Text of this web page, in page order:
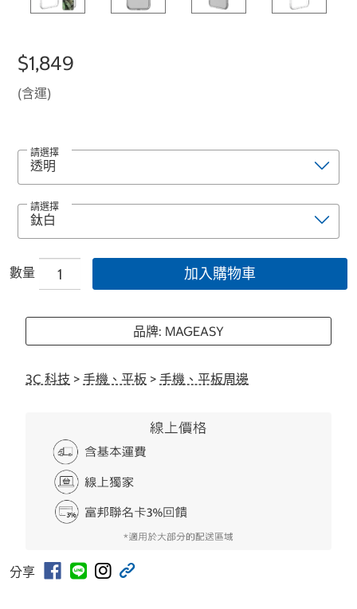
$1,849
(含運)
請選擇
請選擇
數量 加入購物車
品牌: MAGEASY
3C 科技 > 手機、平板 > 手機、平板周邊
分享